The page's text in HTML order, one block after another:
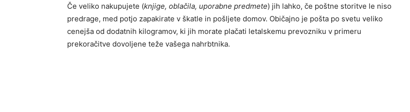
Če veliko nakupujete (knjige, oblačila, uporabne predmete) jih lahko, če poštne storitve le niso
predrage, med potjo zapakirate v škatle in pošljete domov. Običajno je pošta po svetu veliko
cenejša od dodatnih kilogramov, ki jih morate plačati letalskemu prevozniku v primeru
prekoračitve dovoljene teže vašega nahrbtnika.